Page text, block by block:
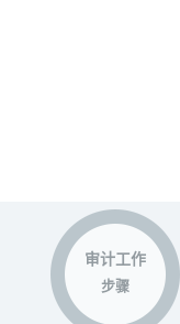
审计工作
步骤